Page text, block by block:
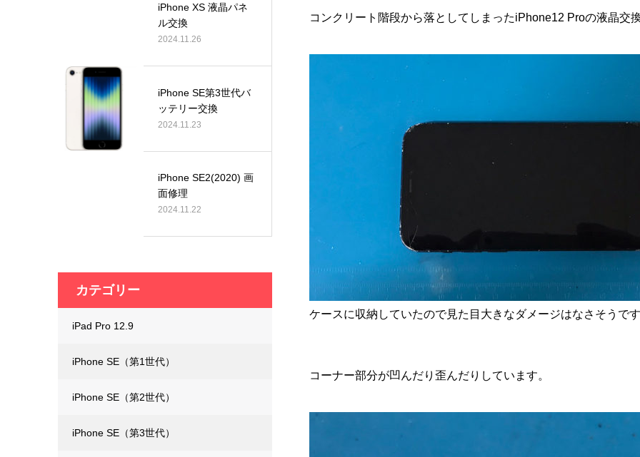
コンクリート階段から落としてしまったiPhone12 Proの液晶交
ケースに収納していたので見た目大きなダメージはなさそうで
コーナー部分が凹んだり歪んだりしています。
iPhone XS 液晶パネ
ル交換
2024.11.26
iPhone SE第3世代バ
ッテリー交換
2024.11.23
iPhone SE2(2020) 画
面修理
2024.11.22
カテゴリー
iPad Pro 12.9
iPhone SE（第1世代）
iPhone SE（第2世代）
iPhone SE（第3世代）